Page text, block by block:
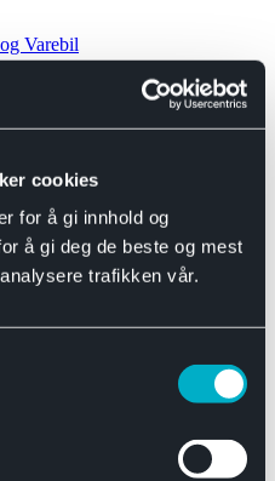
cookies
for å gi innhold og
å gi deg de beste og mest
trafikken vår.
Varebil
og motor